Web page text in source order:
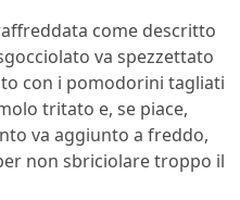
come descritto
va spezzettato
con i pomodorini tagliati
tritato e, se piace,
va aggiunto a freddo,
non sbriciolare troppo il